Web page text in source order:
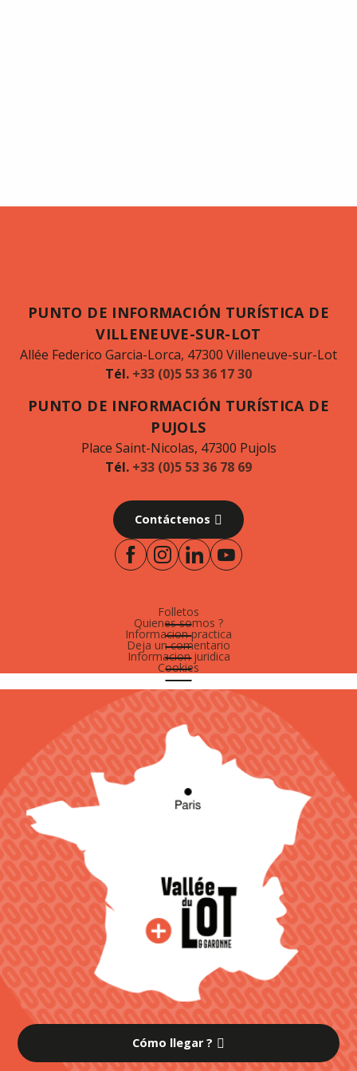
PUNTO DE INFORMACIÓN TURÍSTICA DE
VILLENEUVE-SUR-LOT
Allée Federico Garcia-Lorca, 47300 Villeneuve-sur-Lot
Tél. +33 (0)5 53 36 17 30
PUNTO DE INFORMACIÓN TURÍSTICA DE
PUJOLS
Place Saint-Nicolas, 47300 Pujols
Tél. +33 (0)5 53 36 78 69
Contáctenos
Folletos
Quienes somos ?
Informacion practica
Deja un comentario
Informacion juridica
Cookies
Cómo llegar ?